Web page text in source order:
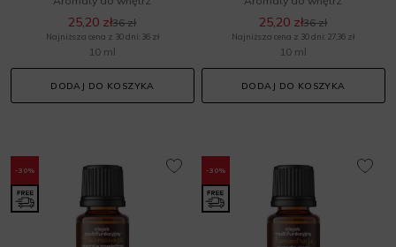
25,20 zł36 zł
Najniższa cena z 30 dni: 36 zł
10 ml
DODAJ DO KOSZYKA
25,20 zł36 zł
Najniższa cena z 30 dni: 27,36 zł
10 ml
DODAJ DO KOSZYKA
-30% -30%